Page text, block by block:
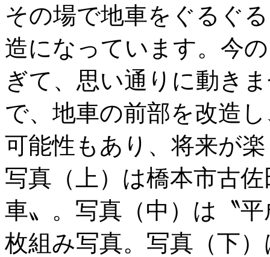
その場で地車をぐるぐ
造になっています。今
ぎて、思い通りに動き
で、地車の前部を改造
可能性もあり、将来が
写真（上）は橋本市古
車〟。写真（中）は〝
枚組み写真。写真（下